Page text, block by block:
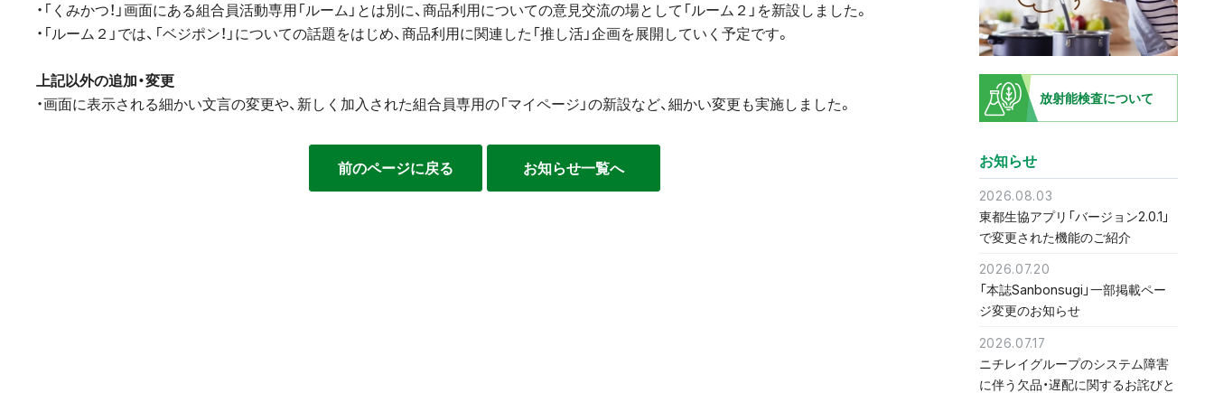
・「くみかつ！」画面にある組合員活動専用「ルーム」とは別に、商品利用についての意見交流の場として「ルーム２」を新設しました。
・「ルーム２」では、「ベジポン！」についての話題をはじめ、商品利用に関連した「推し活」企画を展開していく予定です。
上記以外の追加・変更
・画面に表示される細かい文言の変更や、新しく加入された組合員専用の「マイページ」の新設など、細かい変更も実施しました。
放射能検査について
お知らせ
2026.08.03
東都生協アプリ「バージョン2.0.1」
で変更された機能のご紹介
2026.07.20
「本誌Sanbonsugi」一部掲載ペー
ジ変更のお知らせ
2026.07.17
ニチレイグループのシステム障害
に伴う欠品・遅配に関するお詫びと